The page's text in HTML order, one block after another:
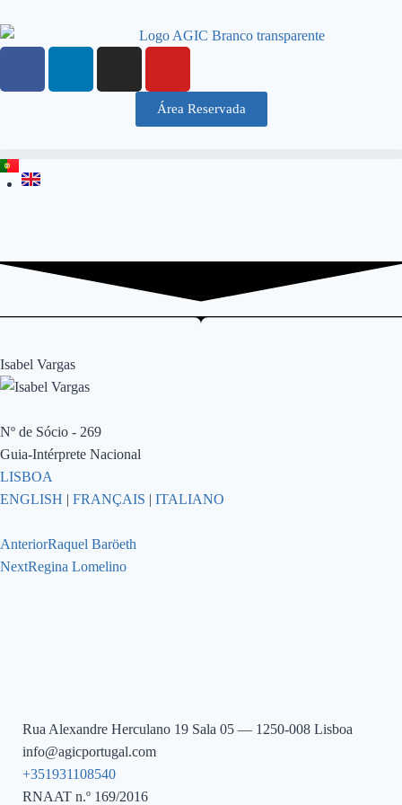
Área Reservada
Isabel Vargas
Nº de Sócio - 269
Guia-Intérprete Nacional
LISBOA
ENGLISH | FRANÇAIS | ITALIANO
AnteriorRaquel Baröeth
NextRegina Lomelino
Rua Alexandre Herculano 19 Sala 05 — 1250-008 Lisboa
info@agicportugal.com
+351931108540
RNAAT n.º 169/2016